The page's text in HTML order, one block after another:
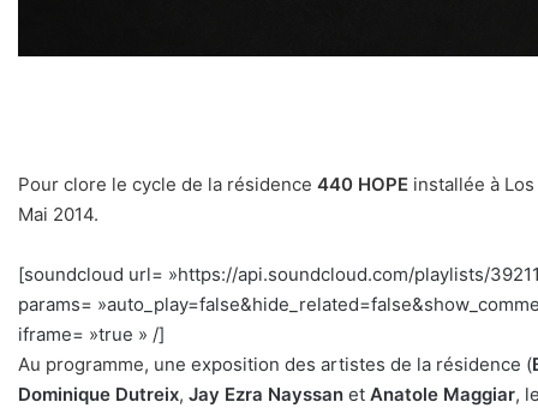
Pour clore le cycle de la résidence 440 HOPE installée à
Mai 2014.
[soundcloud url= »https://api.soundcloud.com/playlists/
params=
iframe= »true » /]
Au programme, une exposition des artistes de la résidence (
Dominique Dutreix, Jay Ezra Nayssan et Anatole Maggiar,